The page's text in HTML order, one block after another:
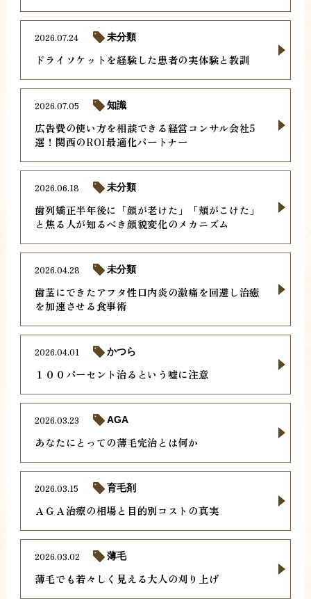
ドライソケットを経験した患者の実体験と教訓
2026.07.24 未分類
広告費の使い方を相談できる経営コンサル会社5
選！関西のROI最適化パートナー
2026.07.05 知識
歯列矯正半年後に「顔が老けた」「頬がこけた」
と焦る人が知るべき顔貌変化のメカニズム
2026.06.18 未分類
歯茎にできたアフタ性口内炎の激痛を回避し治癒
を加速させる食事術
2026.04.28 未分類
１００パーセント治るという嘘に注意
2026.04.01 かつら
あなたにとっての薄毛完治とは何か
2026.03.23 AGA
ＡＧＡ治療の相場と目的別コストの真実
2026.03.15 育毛剤
薄毛でも若々しく見える大人の刈り上げ
2026.03.02 薄毛